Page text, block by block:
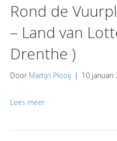
Rond de
– Land van
Drenthe )
Door Martijn Plooij | 10 januari
Lees meer